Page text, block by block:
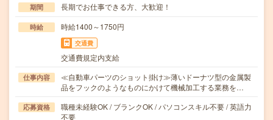
期間 長期でお仕事できる方、大歓迎！
時給 時給1400～1750円
交通費
交通費規定内支給
仕事内容
≪自動車パーツのショット掛け≫薄いドーナツ型の金属製
品をフックのようなものにかけて機械加工する業務を…
応募資格
職種未経験OK / ブランクOK / パソコンスキル不要 / 英語力
不要